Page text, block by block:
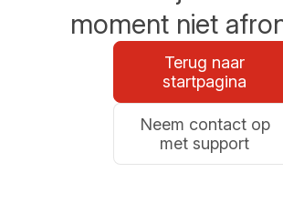
moment niet
Terug naar
startpagina
Neem contact op
met support